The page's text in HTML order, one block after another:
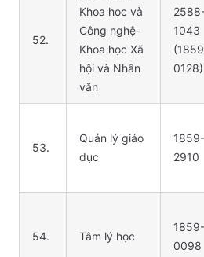
52.
Khoa học và
Công nghệ-
Khoa học Xã
hội và Nhân
văn
1043
0128)
53.
Quản lý giáo
dục
1859-
2910
54. Tâm lý học
1859-
0098